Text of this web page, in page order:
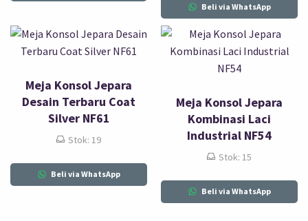
Beli via WhatsApp
Meja Konsol Jepara
Desain Terbaru Coat
Silver NF61
Stok: 19
Beli via WhatsApp
Meja Konsol Jepara
Kombinasi Laci
Industrial NF54
Stok: 15
Beli via WhatsApp